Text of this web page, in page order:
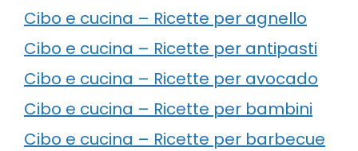
Cibo e cucina – Ricette per agnello
Cibo e cucina – Ricette per antipasti
Cibo e cucina – Ricette per avocado
Cibo e cucina – Ricette per bambini
Cibo e cucina – Ricette per barbecue